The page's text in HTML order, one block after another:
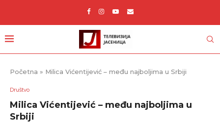
Početna » Milica Vićentijević – među najboljima u Srbiji
Društvo
Milica Vićentijević – među najboljima u
Srbiji